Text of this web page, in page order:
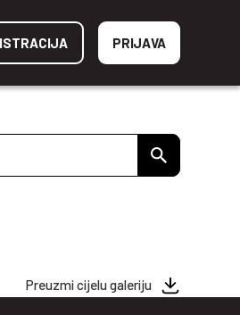
PRIJAVA
Preuzmi cijelu galeriju